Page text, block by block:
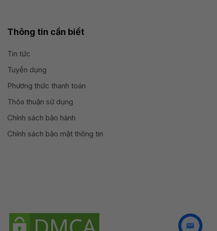
Thông tin cần biết
Tin tức
Tuyển dụng
Phương thức thanh toán
Thỏa thuận sử dụng
Chính sách bảo hành
Chính sách bảo mật thông tin